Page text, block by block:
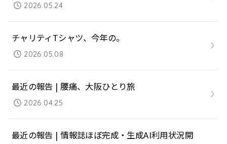
2026.05.24
チャリティTシャツ、今年の。
2026.05.08
最近の報告 | 腰痛、大阪ひとり旅
2026.04.25
最近の報告 | 情報誌ほぼ完成・生成AI利用状況開